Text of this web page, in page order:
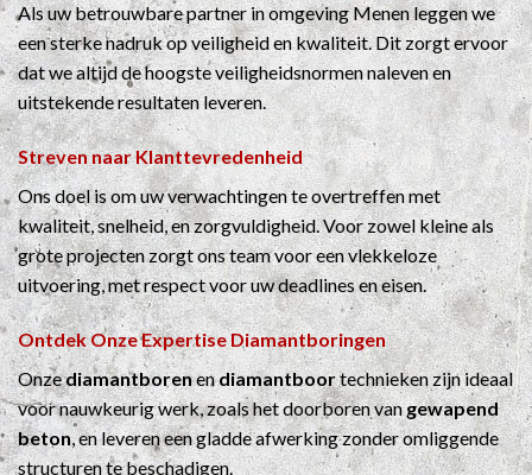
Als uw betrouwbare partner in omgeving Menen leggen we
een sterke nadruk op veiligheid en kwaliteit. Dit zorgt ervoor
dat we altijd de hoogste veiligheidsnormen naleven en
uitstekende resultaten leveren.
Streven naar Klanttevredenheid
Ons doel is om uw verwachtingen te overtreffen met
kwaliteit, snelheid, en zorgvuldigheid. Voor zowel kleine als
grote projecten zorgt ons team voor een vlekkeloze
uitvoering, met respect voor uw deadlines en eisen.
Ontdek Onze ExpertiseDiamantboringen
Onzediamantborenendiamantboortechnieken zijn ideaal
voor nauwkeurig werk, zoals het doorboren vangewapend
beton, en leveren een gladde afwerking zonder omliggende
structuren te beschadigen.